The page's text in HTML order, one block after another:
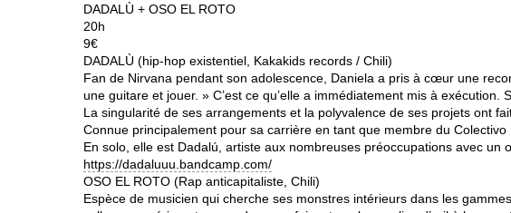
DADALÙ + OSO EL ROTO
20h
9€
DADALÙ (hip-hop existentiel, Kakakids records / Chili)
Fan de Nirvana pendant son adolescence, Daniela a pris à cœur une
une guitare et jouer. » C’est ce qu’elle a immédiatement mis à
La singularité de ses arrangements et la polyvalence de ses projets ont
Connue principalement pour sa carrière en tant que membre du
En solo, elle est Dadalú, artiste aux nombreuses préoccupations avec
https://dadaluuu.bandcamp.com/
OSO EL ROTO (Rap anticapitaliste, Chili)
Espèce de musicien qui cherche ses monstres intérieurs dans les